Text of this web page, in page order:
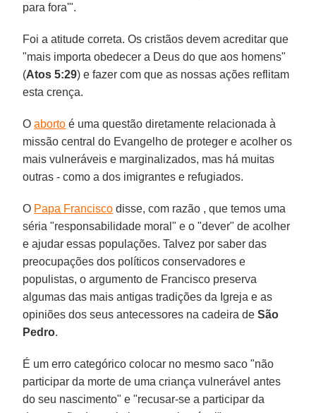
para fora'".
Foi a atitude correta. Os cristãos devem acreditar que
"mais importa obedecer a Deus do que aos homens"
(Atos 5:29) e fazer com que as nossas ações reflitam
esta crença.
Oaborto é uma questão diretamente relacionada à
missão central do Evangelho de proteger e acolher os
mais vulneráveis e marginalizados, mas há muitas
outras - como a dos imigrantes e refugiados.
O Papa Francisco disse, com razão , que temos uma
séria "responsabilidade moral" e o "dever" de acolher
e ajudar essas populações. Talvez por saber das
preocupações dos políticos conservadores e
populistas, o argumento de Francisco preserva
algumas das mais antigas tradições da Igreja e as
opiniões dos seus antecessores na cadeira deSão
Pedro.
É um erro categórico colocar no mesmo saco "não
participar da morte de uma criança vulnerável antes
do seu nascimento" e "recusar-se a participar da